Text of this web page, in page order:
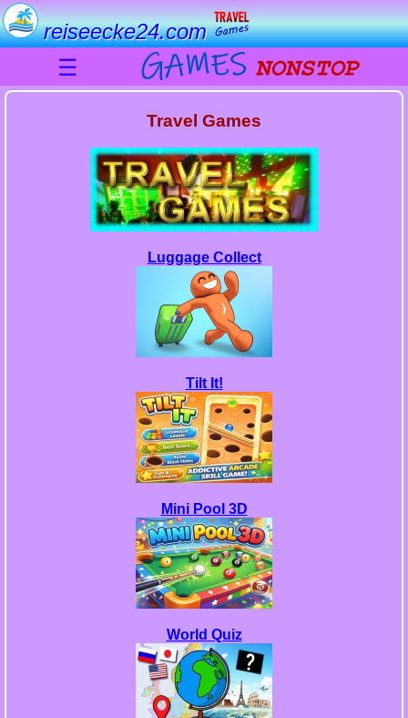
reiseecke24.com
☰
Travel Games
Luggage Collect
Tilt It!
Mini Pool 3D
World Quiz